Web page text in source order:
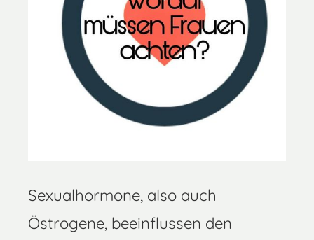
Sexualhormone, also auch
Östrogene, beeinflussen den